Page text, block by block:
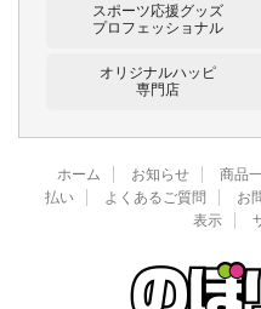
スポーツ応援グッズ
プロフェッショナル
オリジナルハッピ
専門店
ホーム お知らせ 商品
払い
よくあるご質問 お
表示